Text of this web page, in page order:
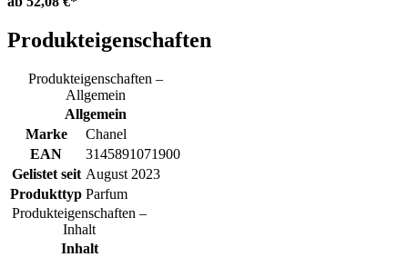
Produkteigenschaften
Produkteigenschaften –
Allgemein
Allgemein
Marke
Chanel
EAN
3145891071900
Gelistet seit August 2023
Produkttyp Parfum
Produkteigenschaften –
Inhalt
Inhalt